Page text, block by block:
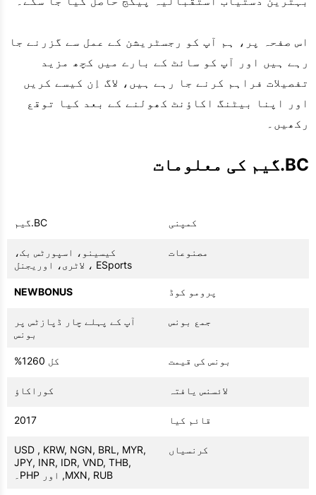
اس صفحہ پر، ہم آپ کو رجسٹریشن کے عمل سے گزرنے جا
رہے ہیں اور آپ کو سائٹ کے بارے میں کچھ مزید
تفصیلات فراہم کرنے جا رہے ہیں، لاگ اِن کیسے کریں
اور اپنا بیٹنگ اکاؤنٹ کھولنے کے بعد کیا توقع
رکھیں۔
BC.گیم کی معلومات
کمپنی BC.گیم
مصنوعات
کیسینو، اسپورٹس بک،
ESports ، لاٹری، اوریجنل
پرومو کوڈ NEWBONUS
جمع بونس
آپ کے پہلے چار ڈپازٹس پر
بونس
بونس کی قیمت کل 1260%
لائسنس یافتہ کوراکاؤ
قائم کیا 2017
کرنسیاں
USD , KRW, NGN, BRL, MYR,
JPY, INR, IDR, VND, THB,
MXN, RUB, اور PHP۔